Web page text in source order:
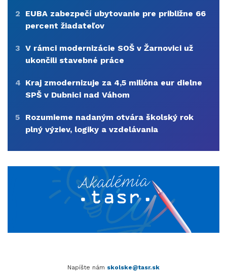
2
EUBA zabezpečí ubytovanie pre približne 66
percent žiadateľov
3 V rámci modernizácie SOŠ v Žarnovici už
ukončili stavebné práce
4 Kraj zmodernizuje za 4,5 milióna eur dielne
SPŠ v Dubnici nad Váhom
5
Rozumieme nadaným otvára školský rok
plný výziev, logiky a vzdelávania
Napíšte nám skolske@tasr.sk